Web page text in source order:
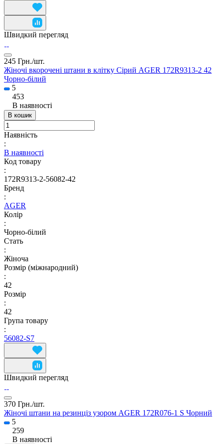
Швидкий перегляд
245 Грн./шт.
Жіночі вкорочені штани в клітку Сірий AGER 172R9313-2 42
Чорно-білий
5
453
В наявності
В кошик
Наявність
:
В наявності
Код товару
:
172R9313-2-56082-42
Бренд
:
AGER
Колір
:
Чорно-білий
Стать
:
Жіноча
Розмір (міжнародний)
:
42
Розмір
:
42
Група товару
:
56082-S7
Швидкий перегляд
370 Грн./шт.
Жіночі штани на резинціз узором AGER 172R076-1 S Чорний
5
259
В наявності